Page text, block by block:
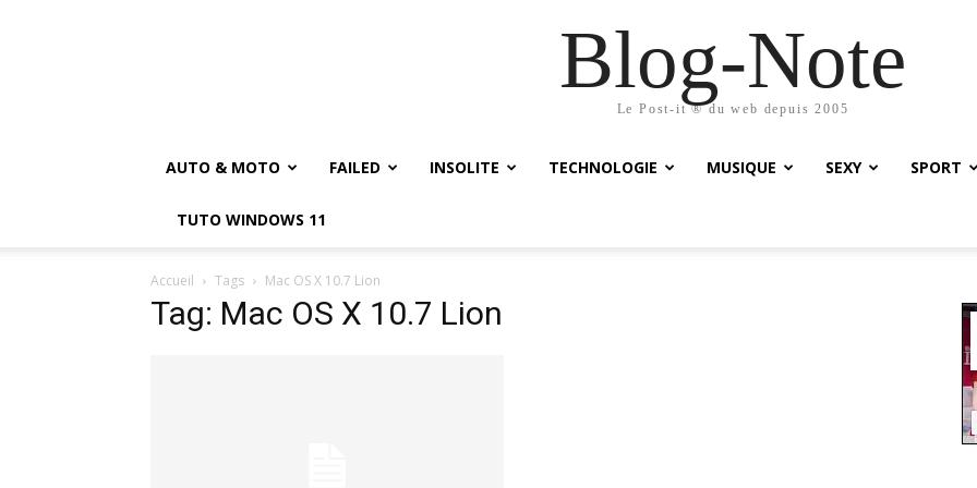
Blog-Note
Le Post-it ® du web depuis 2005
AUTO & MOTO FAILED INSOLITE TECHNOLOGIE MUSIQUE SEXY SPORT
TUTO WINDOWS 11
Accueil Tags Mac OS X 10.7 Lion
Tag: Mac OS X 10.7 Lion